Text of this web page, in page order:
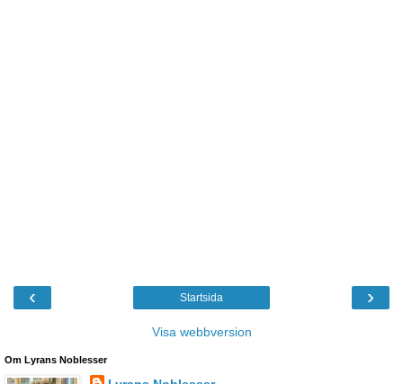
‹ ›
Startsida
Visa webbversion
Om Lyrans Noblesser